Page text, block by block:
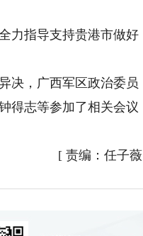
力指导支持贵港市做好
决，广西军区政治委员
得志等参加了相关会议
[ 责编：任子薇